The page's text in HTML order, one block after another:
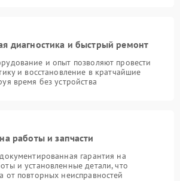
диагностика и быстрый ремонт
и опыт позволяют провести
и восстановление в кратчайшие
время без устройства
работы и запчасти
гарантия на
и установленные детали, что
от повторных неисправностей